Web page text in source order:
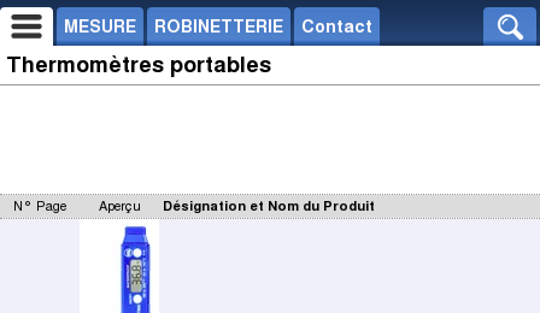
MESURE ROBINETTERIE Contact
Thermomètres portables
N° Page Aperçu Désignation et Nom du Produit